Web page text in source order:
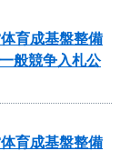
育成基盤整備
般競争入札公
育成基盤整備